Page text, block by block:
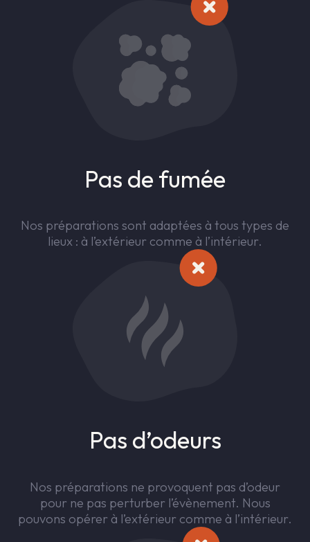
Pas de fumée
Nos préparations sont adaptées à tous types de
lieux : à l’extérieur comme à l’intérieur.
Pas d’odeurs
Nos préparations ne provoquent pas d’odeur
pour ne pas perturber l’évènement. Nous
pouvons opérer à l’extérieur comme à l’intérieur.